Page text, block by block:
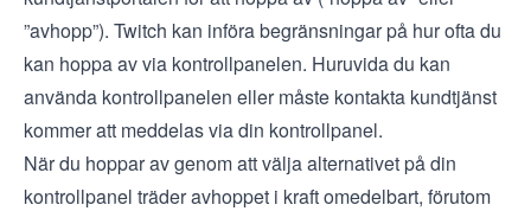
”avhopp”). Twitch kan införa begränsningar på hur ofta du
kan hoppa av via kontrollpanelen. Huruvida du kan
använda kontrollpanelen eller måste kontakta kundtjänst
kommer att meddelas via din kontrollpanel.
När du hoppar av genom att välja alternativet på din
kontrollpanel träder avhoppet i kraft omedelbart, förutom